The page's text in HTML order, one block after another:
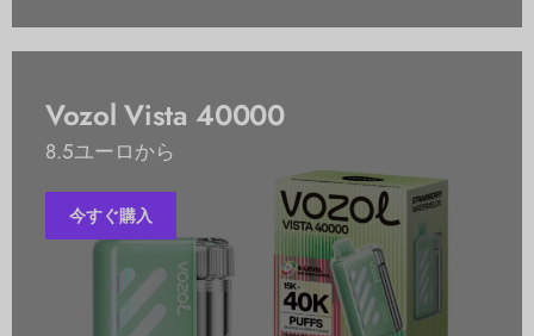
Vozol Vista 40000
8.5ユーロから
今すぐ購入